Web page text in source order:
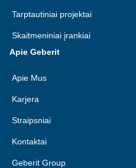
Tarptautiniai projektai
Skaitmeniniai įrankiai
Apie Geberit
Apie Mus
Karjera
Straipsniai
Kontaktai
Geberit Group